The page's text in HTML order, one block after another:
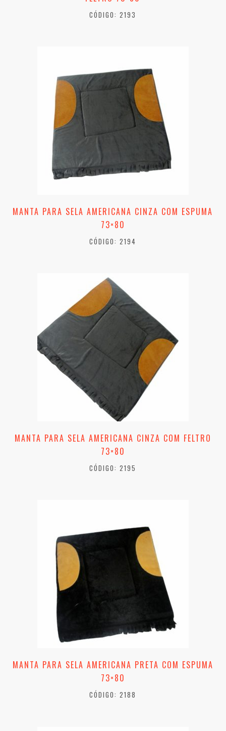
CÓDIGO: 2193
MANTA PARA SELA AMERICANA CINZA COM ESPUMA
73×80
CÓDIGO: 2194
MANTA PARA SELA AMERICANA CINZA COM FELTRO
73×80
CÓDIGO: 2195
MANTA PARA SELA AMERICANA PRETA COM ESPUMA
73×80
CÓDIGO: 2188